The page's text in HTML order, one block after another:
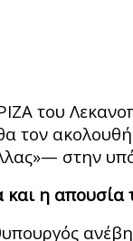
του
τον
στην
η απουσία